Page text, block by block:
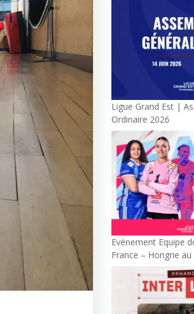
Ligue Grand Est |
Ordinaire 2026
Evénement Equipe
France – Hongrie